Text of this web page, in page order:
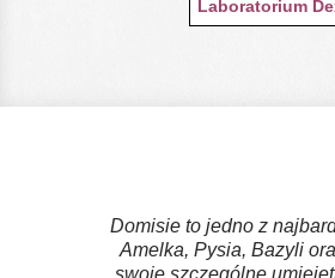
Laboratorium
Domisie to jedno z
Amelka, Pysia, Bazyli
swoje szczególne